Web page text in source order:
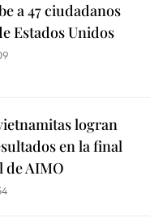
a 47 ciudadanos
Estados Unidos
logran
en la final
AIMO